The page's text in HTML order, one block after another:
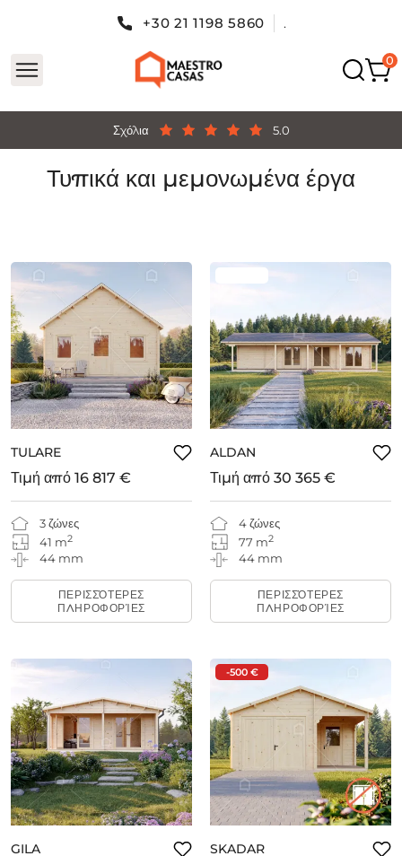
Σχόλια 5.0
+30 21 1198 5860 .
Τυπικά και μεμονωμένα έργα
TULARE
3 ζώνες
41 m2
44 mm
Τιμή από 16 817 €
ΠΕΡΙΣΣΌΤΕΡΕΣ
ΠΛΗΡΟΦΟΡΊΕΣ
ALDAN
4 ζώνες
77 m2
44 mm
Τιμή από 30 365 €
ΠΕΡΙΣΣΌΤΕΡΕΣ
ΠΛΗΡΟΦΟΡΊΕΣ
GILA
-500 €
SKADAR